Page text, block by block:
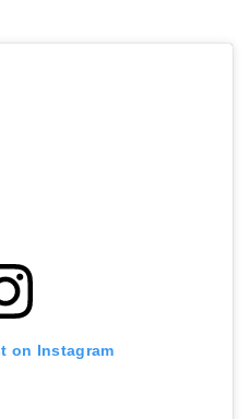
on Instagram